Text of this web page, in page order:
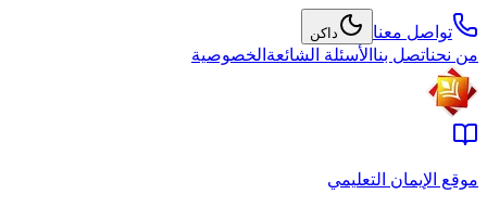
تواصل معنا داكن
من نحناتصل بنا الأسئلة الشائعة الخصوصية
موقع الإيمان التعليمي